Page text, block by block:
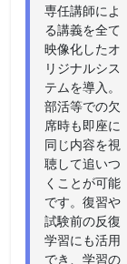
専任講師によ
る講義を全て
映像化したオ
リジナルシス
テムを導入。
部活等での欠
席時も即座に
同じ内容を視
聴して追いつ
くことが可能
です。復習や
試験前の反復
学習にも活用
でき、学習の